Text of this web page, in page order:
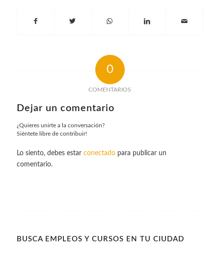
0
COMENTARIOS
Dejar un comentario
¿Quieres unirte a la conversación?
Siéntete libre de contribuir!
Lo siento, debes estar conectadopara publicar un
comentario.
BUSCA EMPLEOS Y CURSOS EN TU CIUDAD